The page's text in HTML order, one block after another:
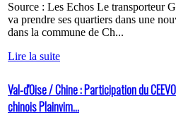
Source : Les Echos Le transporteur
va prendre ses quartiers dans une
dans la commune de Ch...
Lire la suite
Val-d'Oise / Chine : Participation du
chinois Plainvim...